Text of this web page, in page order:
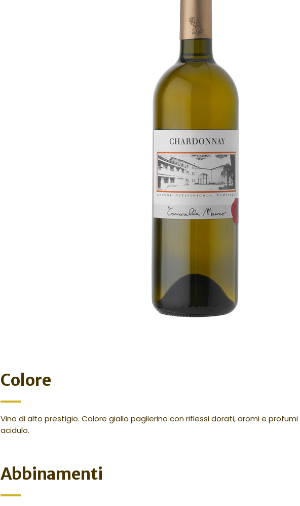
Colore
Vino di alto prestigio. Colore giallo paglierino con riflessi dorati, aromi e
acidulo.
Abbinamenti